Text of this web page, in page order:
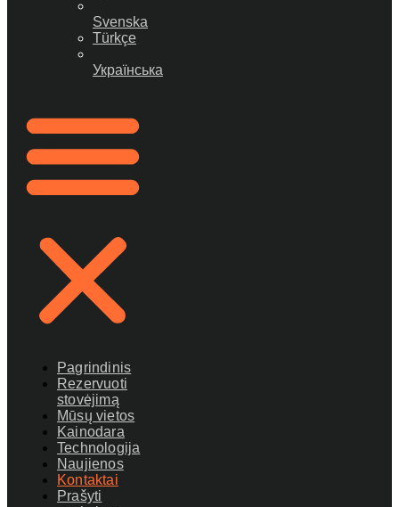
Svenska
Türkçe
Українська
Pagrindinis
Rezervuoti
stovėjimą
Mūsų vietos
Kainodara
Technologija
Naujienos
Kontaktai
Prašyti